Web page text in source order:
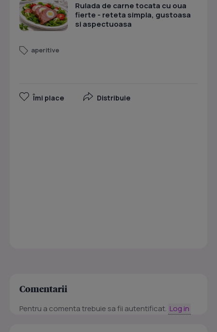
Rulada de carne tocata cu oua
fierte - reteta simpla, gustoasa
si aspectuoasa
aperitive
Îmi place Distribuie
Comentarii
Pentru a comenta trebuie sa fii autentificat. Log in